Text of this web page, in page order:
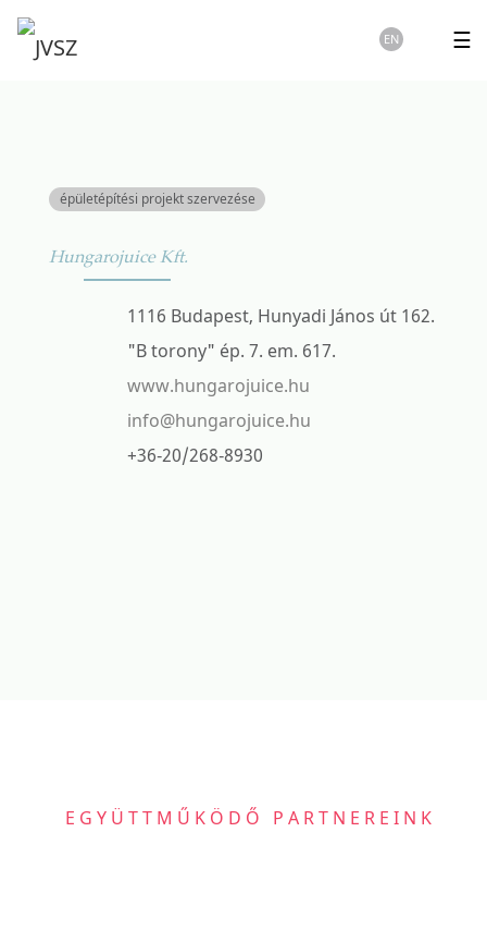
☰
EN
épületépítési projekt szervezése
Hungarojuice Kft.
1116 Budapest, Hunyadi János út 162.
"B torony" ép. 7. em. 617.
www.hungarojuice.hu
info@hungarojuice.hu
+36-20/268-8930
EGYÜTTMŰKÖDŐ PARTNEREINK